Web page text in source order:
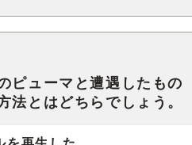
ピューマと遭遇したもの
法とはどちらでしょう。